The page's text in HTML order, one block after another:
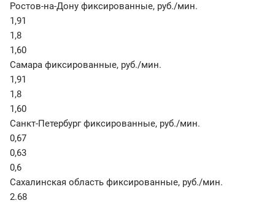
Ростов-на-Дону фиксированные, руб./мин.
1,91
1,8
1,60
Самара фиксированные, руб./мин.
1,91
1,8
1,60
Санкт-Петербург фиксированные, руб./мин.
0,67
0,63
0,6
Сахалинская область фиксированные, руб./мин.
2.68